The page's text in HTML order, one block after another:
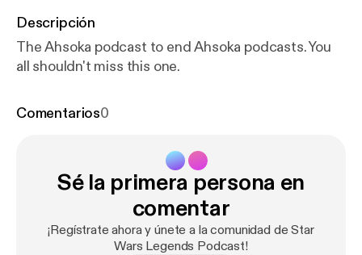
Descripción
The Ahsoka podcast to end Ahsoka podcasts. You
all shouldn't miss this one.
Comentarios0
Sé la primera persona en
comentar
¡Regístrate ahora y únete a la comunidad de Star
Wars Legends Podcast!